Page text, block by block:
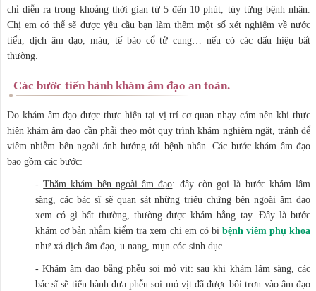
chỉ diễn ra trong khoảng thời gian từ 5 đến 10 phút, tùy từng bệnh nhân.
Chị em có thể sẽ được yêu cầu bạn làm thêm một số xét nghiệm về nước
tiểu, dịch âm đạo, máu, tế bào cổ tử cung… nếu có các dấu hiệu bất
thường.
Các bước tiến hành khám âm đạo an toàn.
Do khám âm đạo được thực hiện tại vị trí cơ quan nhạy cảm nên khi thực
hiện khám âm đạo cần phải theo một quy trình khám nghiêm ngặt, tránh để
viêm nhiễm bên ngoài ảnh hưởng tới bệnh nhân. Các bước khám âm đạo
bao gồm các bước:
-Thăm khám bên ngoài âm đạo: đây còn gọi là bước khám lâm
sàng, các bác sĩ sẽ quan sát những triệu chứng bên ngoài âm đạo
xem có gì bất thường, thường được khám bằng tay. Đây là bước
khám cơ bản nhằm kiểm tra xem chị em có bị bệnh viêm phụ khoa
như xả dịch âm đạo, u nang, mụn cóc sinh dục…
-Khám âm đạo bằng phễu soi mỏ vịt: sau khi khám lâm sàng, các
bác sĩ sẽ tiến hành đưa phễu soi mỏ vịt đã được bôi trơn vào âm đạo